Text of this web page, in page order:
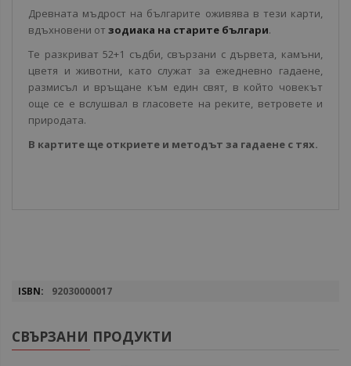
Древната мъдрост на българите оживява в тези карти,
вдъхновени от зодиака на старите българи.
Те разкриват 52+1 съдби, свързани с дървета, камъни,
цветя и животни, като служат за ежедневно гадаене,
размисъл и връщане към един свят, в който човекът
още се е вслушвал в гласовете на реките, ветровете и
природата.
В картите ще откриете и методът за гадаене с тях.
Повече
92030000017
СВЪРЗАНИ ПРОДУКТИ